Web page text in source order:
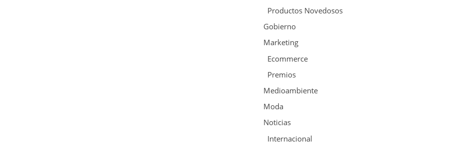
Productos Novedosos
Gobierno
Marketing
Ecommerce
Premios
Medioambiente
Moda
Noticias
Internacional